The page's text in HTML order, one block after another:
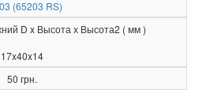
(65203 RS)
D x Высота х Высота2 ( мм )
17x40x14
50 грн.